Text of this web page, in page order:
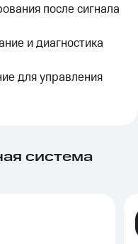
после сигнала
и диагностика
для управления
система